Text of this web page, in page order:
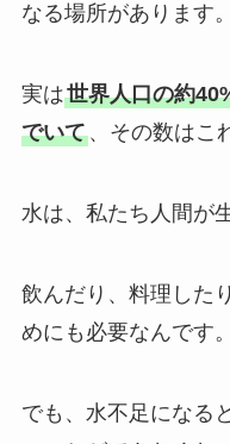
なる場所があります。
実は世界人口の約
でいて、その数はこ
水は、私たち人間が
飲んだり、料理した
めにも必要なんです。
でも、水不足になる